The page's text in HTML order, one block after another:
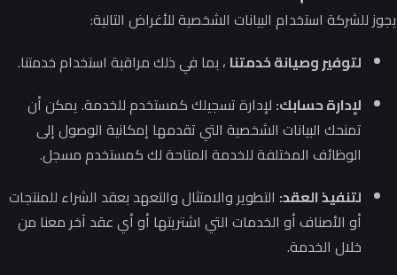
يجوز للشركة استخدام البيانات الشخصية للأغراض التالية:
لتوفير وصيانة خدمتنا ، بما في ذلك مراقبة استخدام خدمتنا.
لإدارة حسابك: لإدارة تسجيلك كمستخدم للخدمة.يمكن أن
تمنحك البيانات الشخصية التي تقدمها إمكانية الوصول إلى
الوظائف المختلفة للخدمة المتاحة لك كمستخدم مسجل.
لتنفيذ العقد: التطوير والامتثال والتعهد بعقد الشراء للمنتجات
أو الأصناف أو الخدمات التي اشتريتها أو أي عقد آخر معنا من
خلال الخدمة.